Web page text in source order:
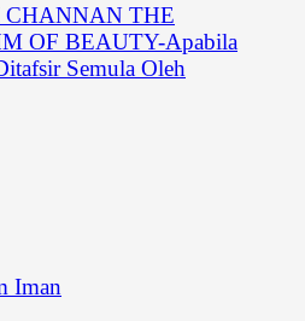
THE
OF BEAUTY-Apabila
Semula Oleh
Iman